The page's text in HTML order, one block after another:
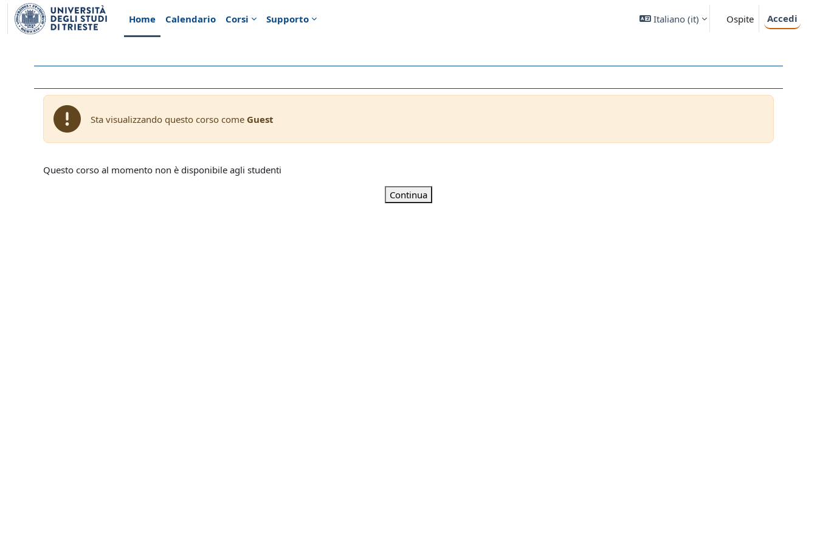
Vai al contenuto principale
Home
Calendario Corsi Supporto Italiano ‎(it)‎ Ospite Accedi
Sta visualizzando questo corso come Guest
Questo corso al momento non è disponibile agli studenti
Continua